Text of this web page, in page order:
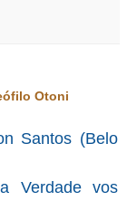
Otoni
Santos (Belo
Verdade vos